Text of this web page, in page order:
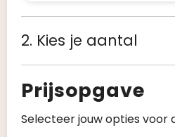
2. Kies je aantal
Prijsopgave
Selecteer jouw opties voor